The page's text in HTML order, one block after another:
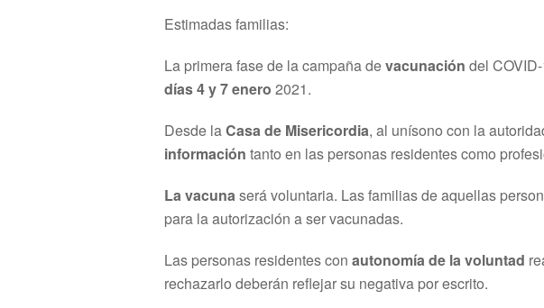
Estimadas familias:
La primera fase de la campaña devacunación del
días 4 y 7 enero 2021.
Desde laCasa de Misericordia, al unísono con la
información tanto en las personas residentes como
La vacunaserá voluntaria. Las familias de aquellas
para la autorización a ser vacunadas.
Las personas residentes con autonomíade la voluntad
rechazarlo deberán reflejar su negativa por escrito.